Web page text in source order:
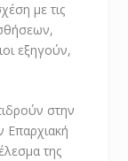
με τις
εξηγούν,
στην
Επαρχιακή
της